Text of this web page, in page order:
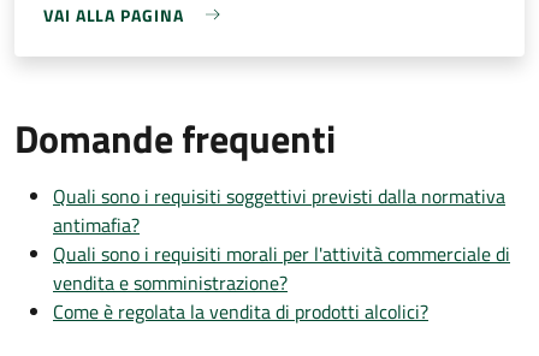
VAI ALLA PAGINA
Domande frequenti
Quali sono i requisiti soggettivi previsti dalla normativa
antimafia?
Quali sono i requisiti morali per l'attività commerciale di
vendita e somministrazione?
Come è regolata la vendita di prodotti alcolici?